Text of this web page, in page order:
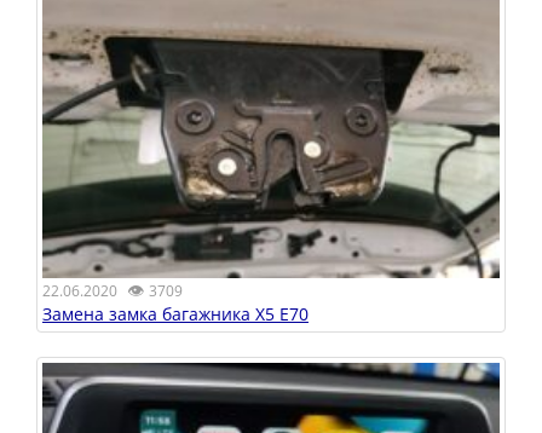
22.06.2020 👁 3709
Замена замка багажника X5 E70